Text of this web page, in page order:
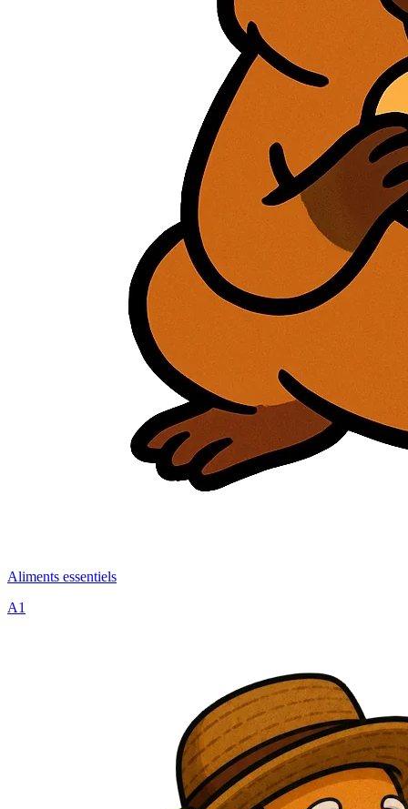
Aliments essentiels
A1